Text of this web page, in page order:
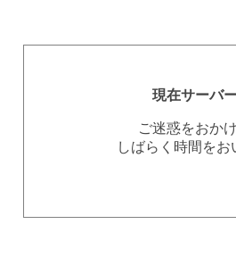
現在サーバ
ご迷惑をおか
しばらく時間を